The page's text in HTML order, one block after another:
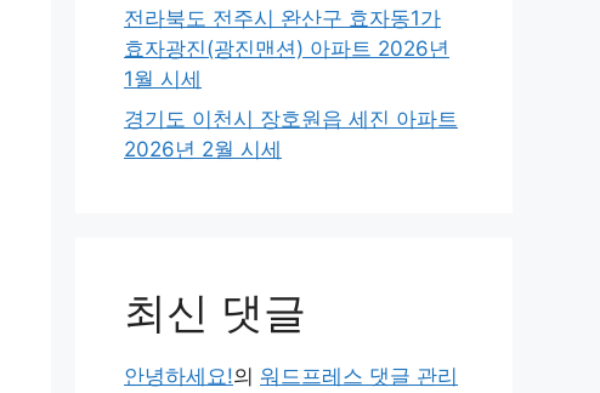
전라북도 전주시 완산구 효자동1가
효자광진(광진맨션) 아파트 2026년
1월 시세
경기도 이천시 장호원읍 세진 아파트
2026년 2월 시세
최신 댓글
안녕하세요!의 워드프레스 댓글 관리